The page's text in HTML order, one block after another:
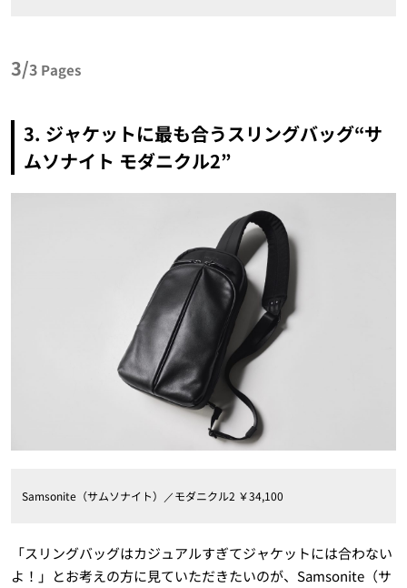
3/3 Pages
3. ジャケットに最も合うスリングバッグ“サ
ムソナイト モダニクル2”
Samsonite（サムソナイト）／モダニクル2 ￥34,100
「スリングバッグはカジュアルすぎてジャケットには合わない
よ！」とお考えの方に見ていただきたいのが、Samsonite（サ